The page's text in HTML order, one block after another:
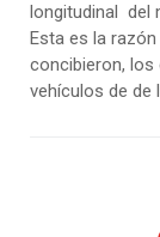
longitudinal del
Esta es la
concibieron, los
vehículos de de